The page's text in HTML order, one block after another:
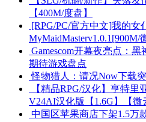
【400M/度盘】
[RPG/PC/官方中文]我的女
MyMaidMasterv1.0.1[900M/
Gamescom开幕夜亮点：
期待游戏盘点
怪物猎人：请况Now下载
【精品RPG/汉化】亨特
V24AI汉化版【1.6G】【微
中国区苹果商店下架1.5万